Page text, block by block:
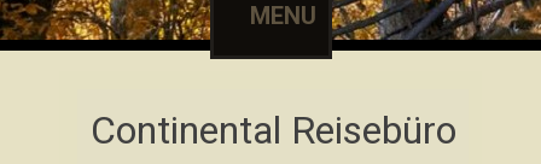
MENU
to
Continental Reisebüro